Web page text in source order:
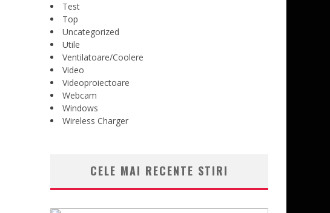
Test
Top
Uncategorized
Utile
Ventilatoare/Coolere
Video
Videoproiectoare
Webcam
Windows
Wireless Charger
CELE MAI RECENTE STIRI